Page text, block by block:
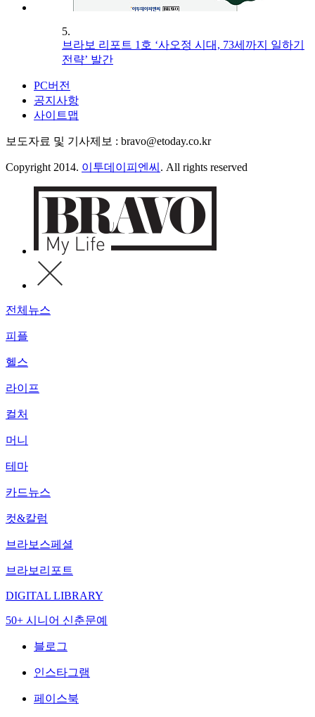
5.
브라보 리포트 1호 ‘사오정 시대, 73세까지 일하기
전략’ 발간
PC버전
공지사항
사이트맵
보도자료 및 기사제보 : bravo@etoday.co.kr
Copyright 2014. 이투데이피엔씨 . All rights reserved
전체뉴스
피플
헬스
라이프
컬처
머니
테마
카드뉴스
컷&칼럼
브라보스페셜
브라보리포트
DIGITAL LIBRARY
50+ 시니어 신춘문예
블로그
인스타그램
페이스북